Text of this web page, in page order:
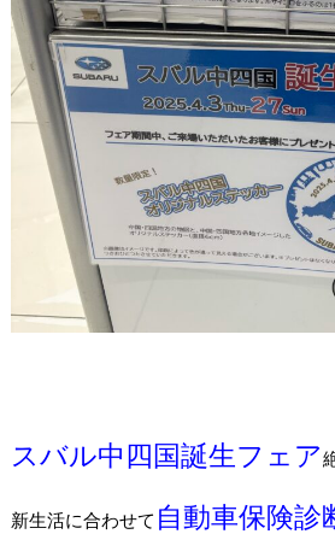
スバル中四国誕生フェア
新生活に合わせて 自動車保険診